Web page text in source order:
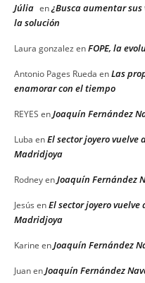
Júlia en¿Busca aumentar sus
la solución
Laura gonzalez enFOPE, la
Antonio Pages Rueda enLas
enamorar con el tiempo
REYES enJoaquín Fernández
Luba enEl sector joyero
Madridjoya
RodneyenJoaquín Fernández
Jesús enEl sector joyero
Madridjoya
Karine enJoaquín Fernández
JuanenJoaquín Fernández